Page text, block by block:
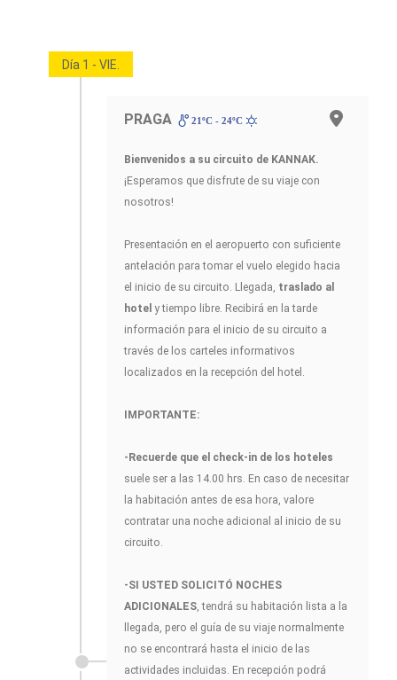
Día 1 - VIE.
PRAGA 21ºC - 24ºC
Bienvenidos a su circuito de KANNAK.
¡Esperamos que disfrute de su viaje con
nosotros!
Presentación en el aeropuerto con suficiente
antelación para tomar el vuelo elegido hacia
el inicio de su circuito. Llegada, traslado al
hotel y tiempo libre. Recibirá en la tarde
información para el inicio de su circuito a
través de los carteles informativos
localizados en la recepción del hotel.
IMPORTANTE:
-Recuerde que el check-in de los hoteles
suele ser a las 14.00 hrs. En caso de necesitar
la habitación antes de esa hora, valore
contratar una noche adicional al inicio de su
circuito.
-SI USTED SOLICITÓ NOCHES
ADICIONALES , tendrá su habitación lista a la
llegada, pero el guía de su viaje normalmente
no se encontrará hasta el inicio de las
actividades incluidas. En recepción podrá